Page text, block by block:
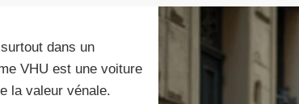
dans un
VHU est une voiture
la valeur vénale.